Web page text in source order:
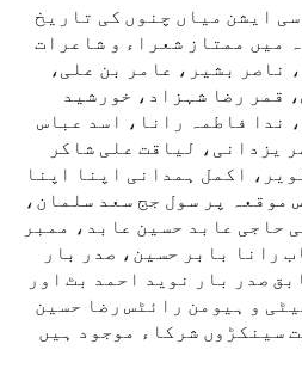
ایشن میاں چنوں کی تاریخ
میں ممتاز شعراء و شاعرات
ناصر بشیر، عامر بن علی،
قمر رضا شہزاد، خورشید
ندا فاطمہ رانا، اسد عباس
یزدانی، لیاقت علی شاکر
اکمل ہمدانی اپنا اپنا
موقعہ پر سول جج سعد سلمان،
حاجی عابد حسین عابد، ممبر
رانا بابر حسین، صدر بار
صدر بار نوید احمد بٹ اور
و ہیومن رائٹس رضا حسین
سینکڑوں شرکاء موجود ہیں